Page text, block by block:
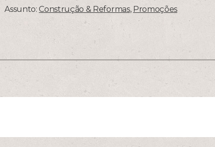
Assunto:Construção & Reformas, Promoções